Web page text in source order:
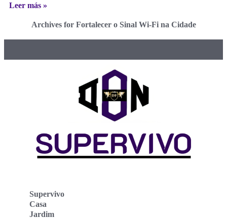
Leer más »
Archives for Fortalecer o Sinal Wi-Fi na Cidade
Supervivo
Casa
Jardim